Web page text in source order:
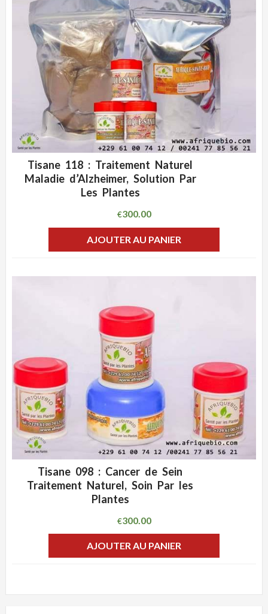
ADD WISHLIST
Tisane 118 : Traitement Naturel
Maladie d’Alzheimer, Solution Par
Les Plantes
€300.00
AJOUTER AU PANIER
ADD WISHLIST
Tisane 098 : Cancer de Sein
Traitement Naturel, Soin Par les
Plantes
€300.00
AJOUTER AU PANIER